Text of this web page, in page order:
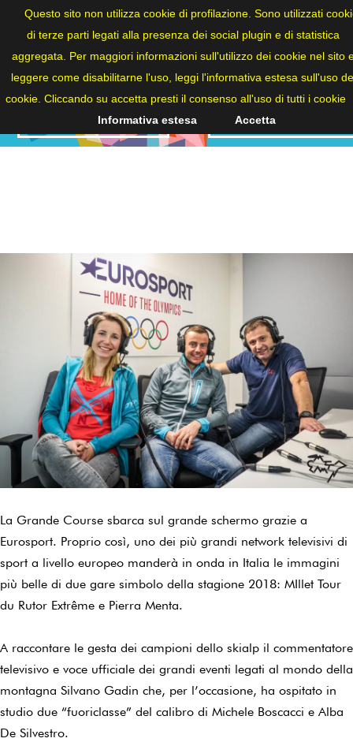
ITA
NEWS 2019-2020
La Grande Course sbarca sul grande schermo grazie a
Eurosport. Proprio così, uno dei più grandi network televisivi di
sport a livello europeo manderà in onda in Italia le immagini
più belle di due gare simbolo della stagione 2018: MIllet Tour
du Rutor Extrême e Pierra Menta.
A raccontare le gesta dei campioni dello skialp il commentatore
televisivo e voce ufficiale dei grandi eventi legati al mondo della
montagna Silvano Gadin che, per l’occasione, ha ospitato in
studio due “fuoriclasse” del calibro di Michele Boscacci e Alba
De Silvestro.
Questo sito non utilizza cookie di profilazione. Sono utilizzati
di terze parti legati alla presenza dei social plugin e di statistica
aggregata. Per maggiori informazioni sull'utilizzo dei cookie nel sito
leggere come disabilitarne l'uso, leggi l'informativa estesa sull'uso
cookie. Cliccando su accetta presti il consenso all'uso di tutti i cookie
Informativa estesa
Accetta